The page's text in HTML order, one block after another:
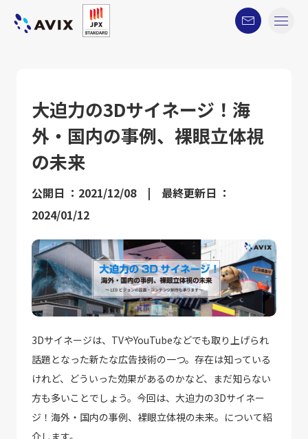
大迫力の3Dサイネージ！海
外・国内の事例、裸眼立体視
の未来
公開日 ：2021/12/08 | 最終更新日 ：
2024/01/12
3Dサイネージは、TVやYouTubeなどでも取り上げられ
話題となった新たな広告技術の一つ。存在は知っている
けれど、どういった効果があるのかなど、まだ知らない
方も多いことでしょう。今回は、大迫力の3Dサイネー
ジ！海外・国内の事例、裸眼立体視の未来。について紹
介します。